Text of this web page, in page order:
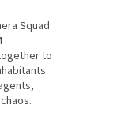
Squad
to